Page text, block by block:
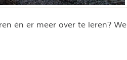
én er meer over te leren? We